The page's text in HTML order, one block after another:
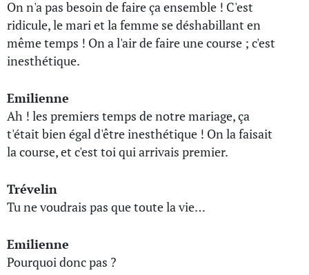
On n'a pas besoin de faire ça ensemble ! C'est
ridicule, le mari et la femme se déshabillant en
même temps ! On a l'air de faire une course ; c'est
inesthétique.
Emilienne
Ah ! les premiers temps de notre mariage, ça
t'était bien égal d'être inesthétique ! On la faisait
la course, et c'est toi qui arrivais premier.
Trévelin
Tu ne voudrais pas que toute la vie…
Emilienne
Pourquoi donc pas ?